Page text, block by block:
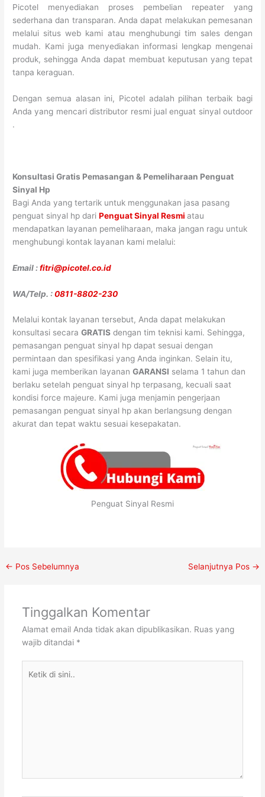
Picotel menyediakan proses pembelian repeater yang
sederhana dan transparan. Anda dapat melakukan pemesanan
melalui situs web kami atau menghubungi tim sales dengan
mudah. Kami juga menyediakan informasi lengkap mengenai
produk, sehingga Anda dapat membuat keputusan yang tepat
tanpa keraguan.
Dengan semua alasan ini, Picotel adalah pilihan terbaik bagi
Anda yang mencari distributor resmi jual enguat sinyal outdoor
.
Konsultasi Gratis Pemasangan & Pemeliharaan Penguat
Sinyal Hp
Bagi Anda yang tertarik untuk menggunakan jasa pasang
penguat sinyal hp dariPenguat Sinyal Resmiatau
mendapatkan layanan pemeliharaan, maka jangan ragu untuk
menghubungi kontak layanan kami melalui:
Email :fitri@picotel.co.id
WA/Telp. :0811-8802-230
Melalui kontak layanan tersebut, Anda dapat melakukan
konsultasi secaraGRATIS dengan tim teknisi kami. Sehingga,
pemasangan penguat sinyal hp dapat sesuai dengan
permintaan dan spesifikasi yang Anda inginkan. Selain itu,
kami juga memberikan layananGARANSI selama 1 tahun dan
berlaku setelah penguat sinyal hp terpasang, kecuali saat
kondisi force majeure. Kami juga menjamin pengerjaan
pemasangan penguat sinyal hp akan berlangsung dengan
akurat dan tepat waktu sesuai kesepakatan.
Penguat Sinyal Resmi
← Pos Sebelumnya Selanjutnya Pos →
Tinggalkan Komentar
Alamat email Anda tidak akan dipublikasikan. Ruas yang
wajib ditandai *